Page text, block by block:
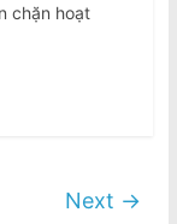
chặn hoạt
Next →